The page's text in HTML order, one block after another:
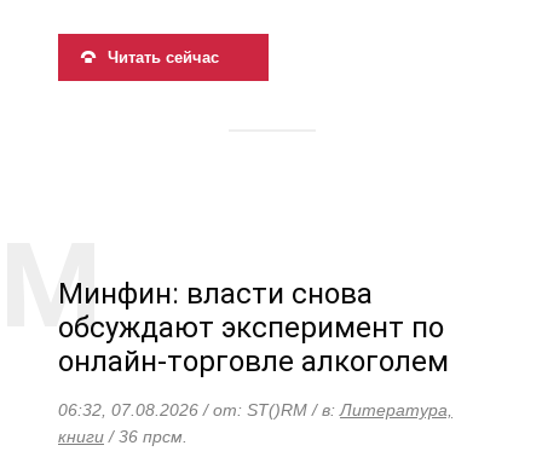
Читать сейчас
Минфин: власти снова
обсуждают эксперимент по
онлайн-торговле алкоголем
06:32, 07.08.2026 / от: ST()RM / в:Литература,
книги / 36 прсм.